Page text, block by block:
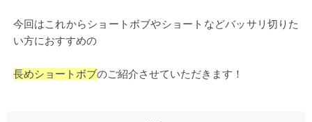
今回はこれからショートボブやショートなどバッサリ切りた
い方におすすめの
長めショートボブのご紹介させていただきます！